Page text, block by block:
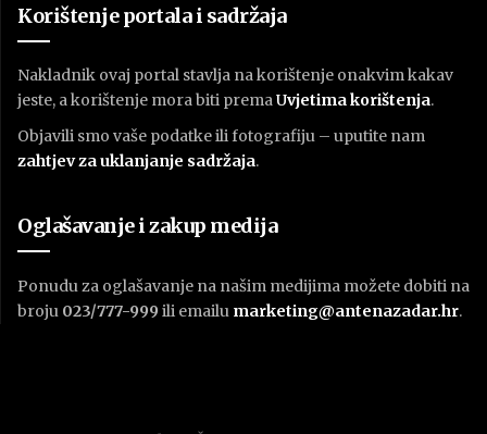
Korištenje portala i sadržaja
Nakladnik ovaj portal stavlja na korištenje onakvim kakav
jeste, a korištenje mora biti premaUvjetima korištenja.
Objavili smo vaše podatke ili fotografiju – uputite nam
zahtjev za uklanjanje sadržaja.
Oglašavanje i zakup medija
Ponudu za oglašavanje na našim medijima možete dobiti na
broju 023/777-999 ili emailu marketing@antenazadar.hr.